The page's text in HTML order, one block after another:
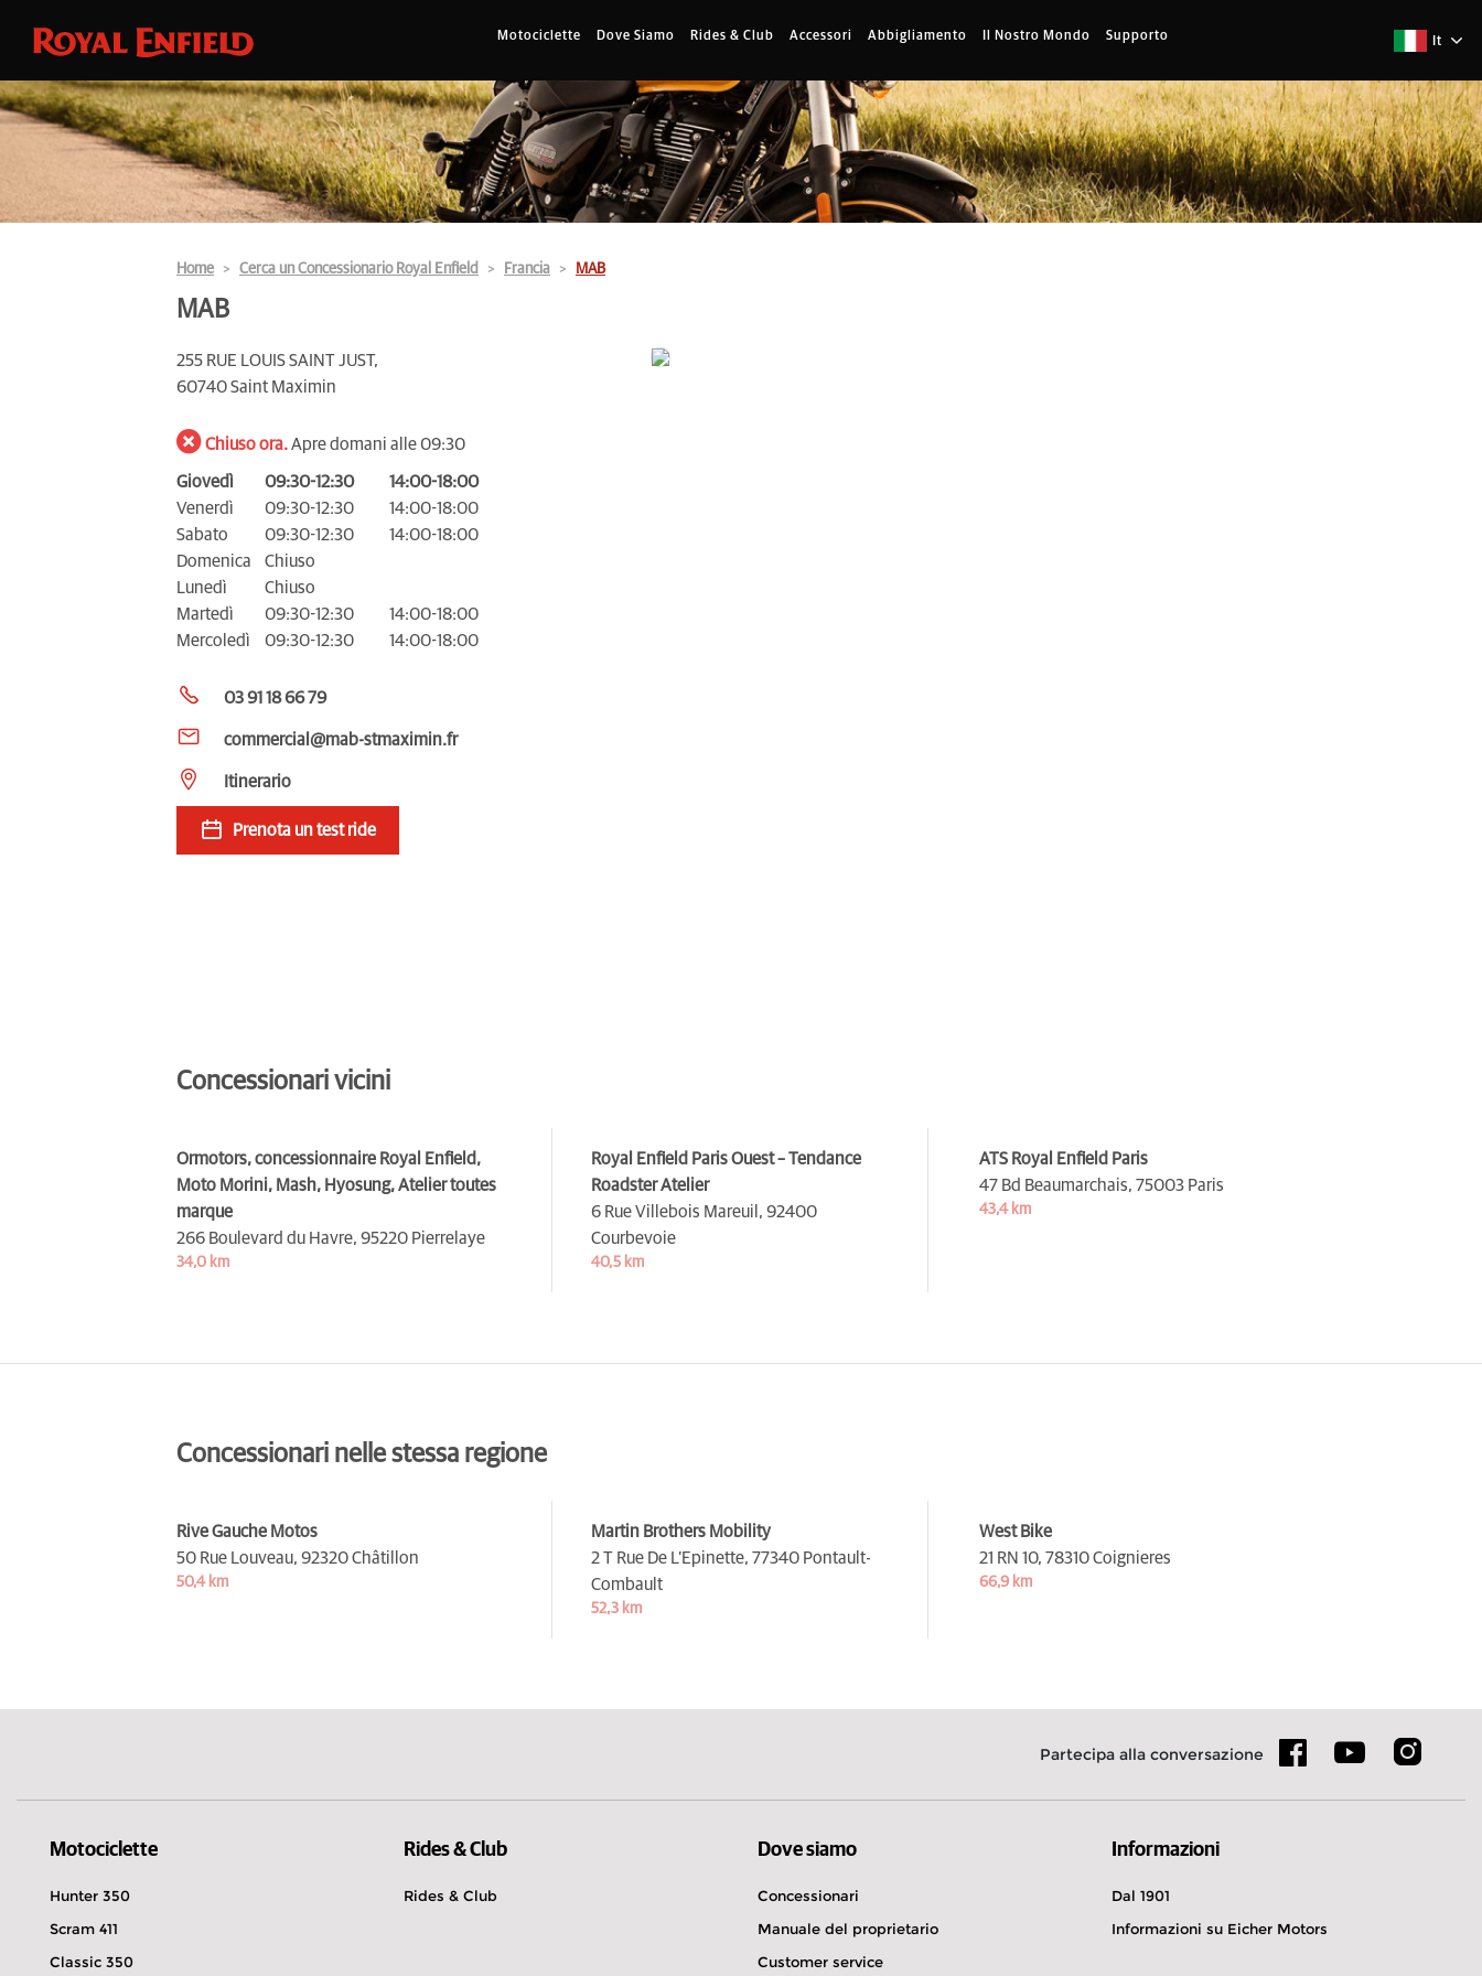
Motociclette Dove Siamo Rides & Club Accessori Abbigliamento Il Nostro Mondo Supporto It
Home Cerca un Concessionario Royal Enfield Francia MAB
MAB
255 RUE LOUIS SAINT JUST,
60740 Saint Maximin
Chiuso ora.Apre domani alle 09:30
Giovedì 09:30-12:30
14:00-18:00
Venerdì
09:30-12:30
14:00-18:00
Sabato
09:30-12:30
14:00-18:00
Domenica
Chiuso
Lunedì
Chiuso
Martedì
09:30-12:30
14:00-18:00
Mercoledì
09:30-12:30 14:00-18:00
03 91 18 66 79
commercial@mab-stmaximin.fr
Itinerario
Prenota un test ride
Concessionari vicini
Ormotors, concessionnaire Royal Enfield,
Moto Morini, Mash, Hyosung, Atelier toutes
marque
266 Boulevard du Havre, 95220 Pierrelaye
34,0 km
Royal Enfield Paris Ouest – Tendance
Roadster Atelier
6 Rue Villebois Mareuil, 92400
Courbevoie
40,5 km
ATS Royal Enfield Paris
47 Bd Beaumarchais, 75003 Paris
43,4 km
Concessionari nelle stessa regione
Rive Gauche Motos
50 Rue Louveau, 92320 Châtillon
50,4 km
Martin Brothers Mobility
2 T Rue De L’Epinette, 77340 Pontault-
Combault
52,3 km
West Bike
21 RN 10, 78310 Coignieres
66,9 km
Partecipa alla conversazione
Motociclette
Hunter 350
Scram 411
Classic 350
Rides & Club
Rides & Club
Dove siamo
Concessionari
Manuale del proprietario
Customer service
Informazioni
Dal 1901
Informazioni su Eicher Motors